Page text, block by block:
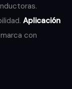
Aplicación
con